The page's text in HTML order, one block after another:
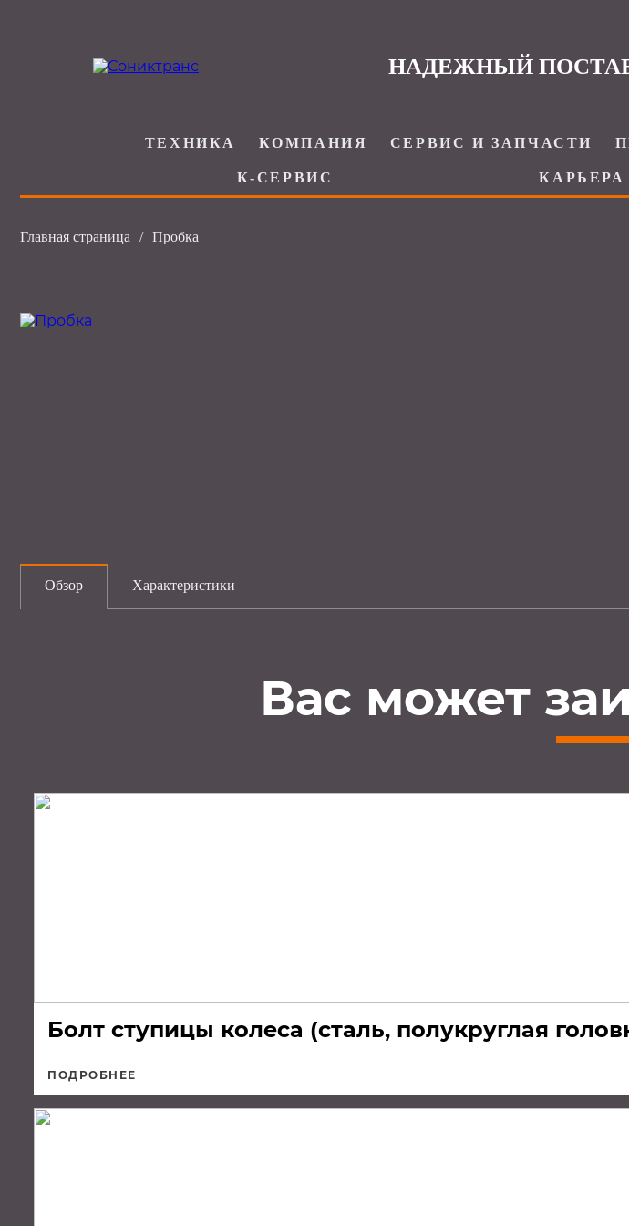
НАДЕЖНЫЙ
ТЕХНИКА КОМПАНИЯ СЕРВИС И ЗАПЧАСТИ
К-СЕРВИС КАРЬЕРА
Главная страница / Пробка
Обзор Характеристики
Вас может
Болт ступицы колеса (cталь, полукруглая
ПОДРОБНЕЕ